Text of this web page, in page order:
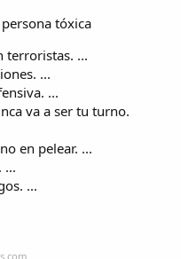
tóxica
terroristas. ...
...
...
va a ser tu turno.
en pelear. ...
...
...